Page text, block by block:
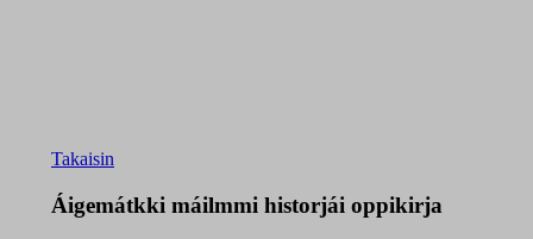
Takaisin
Áigemátkki máilmmi historjái oppikirja